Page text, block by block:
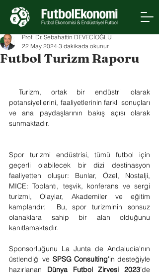
Futbol Turizm Raporu
Prof. Dr. Sebahattin DEVECİOĞLU
22 May 2024 3 dakikada okunur
Turizm, ortak bir endüstri olarak
potansiyellerini, faaliyetlerinin farklı sonuçları
ve ana paydaşlarının bakış açısı olarak
sunmaktadır.
Spor turizmi endüstrisi, tümü futbol için
geçerli olabilecek bir dizi destinasyon
faaliyetten oluşur: Bunlar, Özel, Nostalji,
MICE: Toplantı, teşvik, konferans ve sergi
turizmi, Olaylar, Akademiler ve eğitim
kamplarıdır.  Bu, spor turizminin sonsuz
olanaklara sahip bir alan olduğunu
kanıtlamaktadır.
Sponsorluğunu La Junta de Andalucía'nın
üstlendiği ve SPSG Consulting'in desteğiyle
hazırlanan Dünya Futbol Zirvesi 2023’de